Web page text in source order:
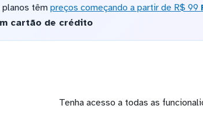
planos têm preços começando a partir de R$ 99
cartão de crédito
Tenha acesso a todas as